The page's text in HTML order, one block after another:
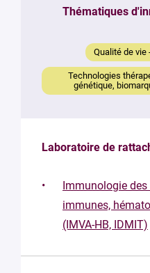
mail
message
ce
vous
Thématiques
Qualité de vie
Technologies
génétique,
Laboratoire de
Immunologie
immunes,
(IMVA-HB, IDMIT)